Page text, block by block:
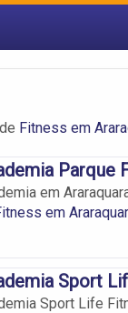
Fitness em
Parque
em
em
Sport
Sport Life